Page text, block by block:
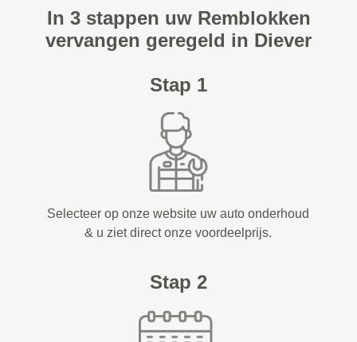
In 3 stappen uw Remblokken
vervangen geregeld in Diever
Stap 1
Selecteer op onze website uw auto onderhoud
& u ziet direct onze voordeelprijs.
Stap 2